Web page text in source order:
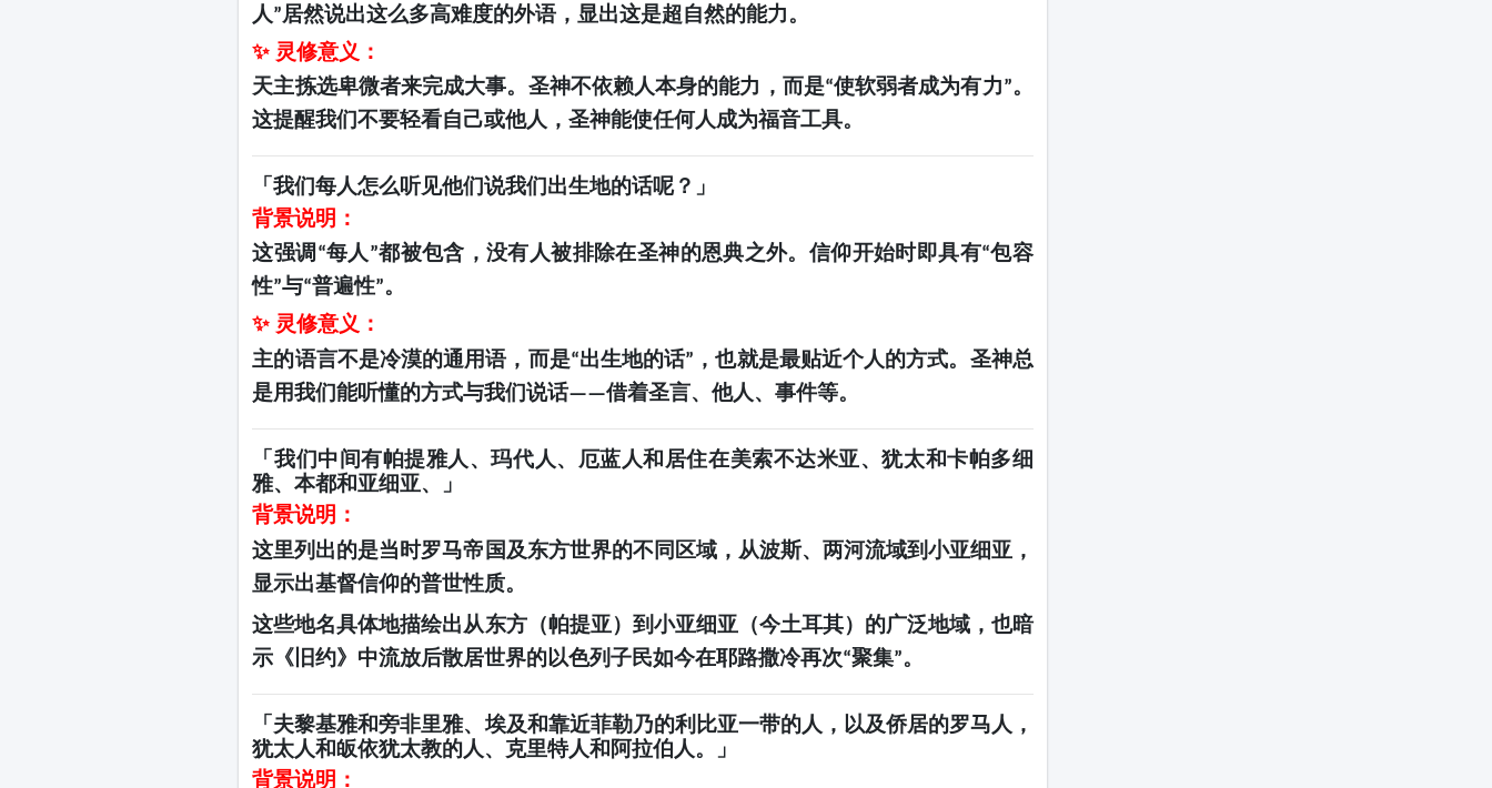
人”居然说出这么多高难度的外语，显出这是超自然的能力。
✨ 灵修意义：
天主拣选卑微者来完成大事。圣神不依赖人本身的能力，而是“使软弱者成为有力”。
这提醒我们不要轻看自己或他人，圣神能使任何人成为福音工具。
「我们每人怎么听见他们说我们出生地的话呢？」
背景说明：
这强调 “每人”都被包含，没有人被排除在圣神的恩典之外。信仰开始时即具有“包容
性”与“普遍性”。
✨ 灵修意义：
主的语言不是冷漠的通用语，而是“出生地的话” ，也就是最贴近个人的方式。圣神总
是用我们能听懂的方式与我们说话——借着圣言、他人、事件等。
「我们中间有帕提雅人、玛代人、厄蓝人和居住在美索不达米亚、犹太和卡帕多细
雅、本都和亚细亚、」
背景说明：
这里列出的是当时罗马帝国及东方世界的不同区域，从波斯、两河流域到小亚细亚，
显示出基督信仰的普世性质。
这些地名具体地描绘出从东方（帕提亚）到小亚细亚（今土耳其）的广泛地域，也暗
示《旧约》中流放后散居世界的以色列子民如今在耶路撒冷再次“聚集”。
「夫黎基雅和旁非里雅、埃及和靠近菲勒乃的利比亚一带的人，以及侨居的罗马人，
犹太人和皈依犹太教的人、克里特人和阿拉伯人。」
背景说明：